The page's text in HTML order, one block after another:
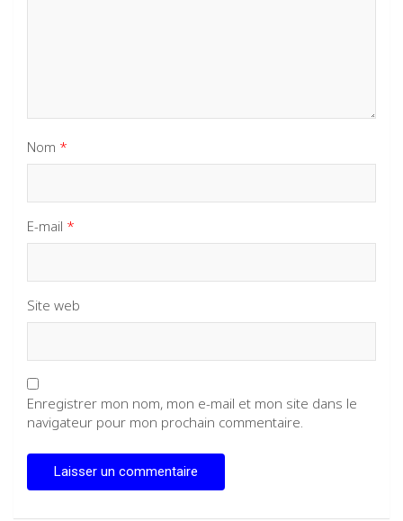
Nom *
E-mail *
Site web
Enregistrer mon nom, mon e-mail et mon site dans le
navigateur pour mon prochain commentaire.